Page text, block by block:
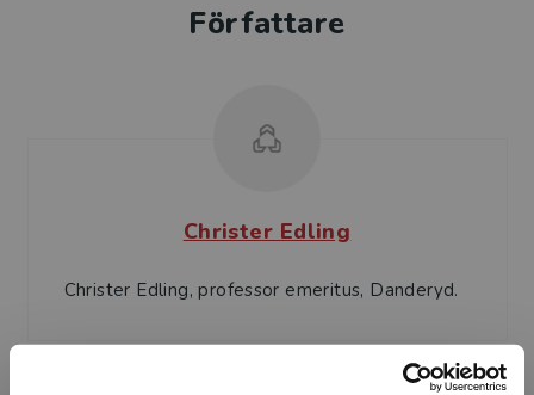
Författare
Christer Edling
Christer Edling, professor emeritus, Danderyd.